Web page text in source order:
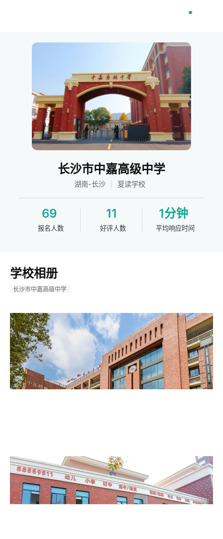
长沙市中嘉高级中学
湖南-长沙 复读学校
69
报名人数
11
好评人数
1分钟
平均响应时间
学校相册
长沙市中嘉高级中学